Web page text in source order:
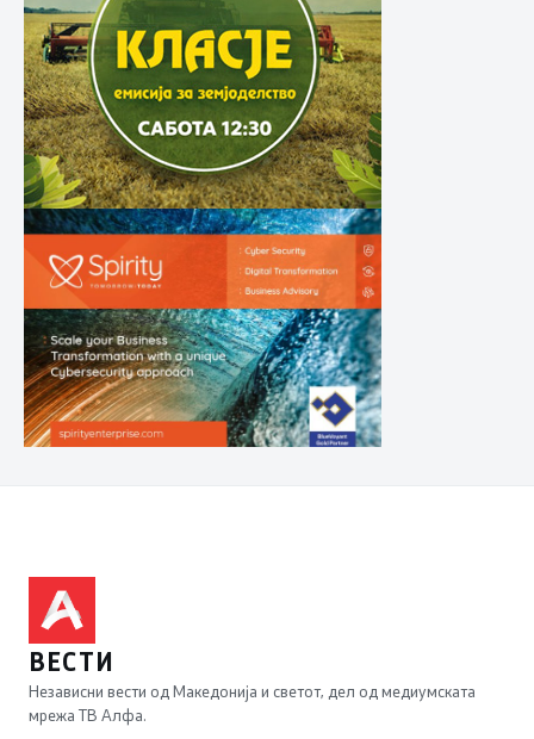
ВЕСТИ
Независни вести од Македонија и светот, дел од медиумската
мрежа ТВ Алфа.